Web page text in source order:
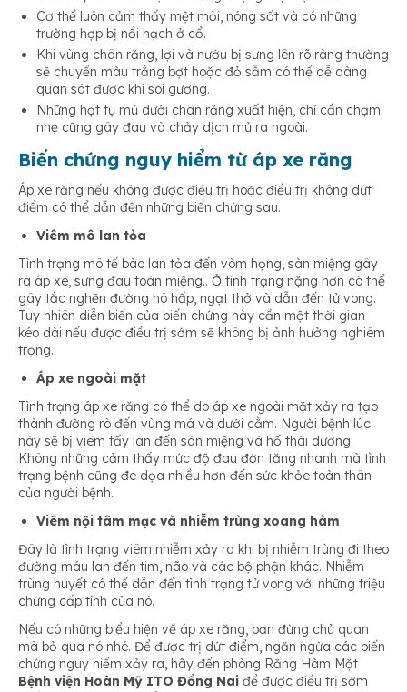
Cơ thể luôn cảm thấy mệt mỏi, nóng sốt và có những
trường hợp bị nổi hạch ở cổ.
Khi vùng chân răng, lợi và nướu bị sưng lên rõ ràng thường
sẽ chuyển màu trắng bợt hoặc đỏ sẫm có thể dễ dàng
quan sát được khi soi gương.
Những hạt tụ mủ dưới chân răng xuất hiện, chỉ cần chạm
nhẹ cũng gây đau và chảy dịch mủ ra ngoài.
Biến chứng nguy hiểm từ áp xe răng
Áp xe răng nếu không được điều trị hoặc điều trị không dứt
điểm có thể dẫn đến những biến chứng sau.
Viêm mô lan tỏa
Tình trạng mô tế bào lan tỏa đến vòm họng, sàn miệng gây
ra áp xe, sưng đau toàn miệng.. Ở tình trạng nặng hơn có thể
gây tắc nghẽn đường hô hấp, ngạt thở và dẫn đến tử vong.
Tuy nhiên diễn biến của biến chứng này cần một thời gian
kéo dài nếu được điều trị sớm sẽ không bị ảnh hưởng nghiêm
trọng.
Áp xe ngoài mặt
Tình trạng áp xe răng có thể do áp xe ngoài mặt xảy ra tạo
thành đường rò đến vùng má và dưới cằm. Người bệnh lúc
này sẽ bị viêm tấy lan đến sàn miệng và hố thái dương.
Không những cảm thấy mức độ đau đớn tăng nhanh mà tình
trạng bệnh cũng đe dọa nhiều hơn đến sức khỏe toàn thân
của người bệnh.
Viêm nội tâm mạc và nhiễm trùng xoang hàm
Đây là tình trạng viêm nhiễm xảy ra khi bị nhiễm trùng đi theo
đường máu lan đến tim, não và các bộ phận khác. Nhiễm
trùng huyết có thể dẫn đến tình trạng tử vong với những triệu
chứng cấp tính của nó.
Nếu có những biểu hiện về áp xe răng, bạn đừng chủ quan
mà bỏ qua nó nhé. Để được trị dứt điểm, ngăn ngừa các biến
chứng nguy hiểm xảy ra, hãy đến phòng Răng Hàm Mặt
Bệnh viện Hoàn Mỹ ITO Đồng Nai để được điều trị sớm